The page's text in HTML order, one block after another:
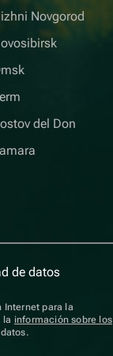
Novgorod
del Don
de datos
Internet para la
la información sobre los